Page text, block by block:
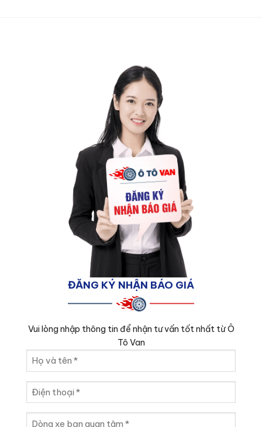
ĐĂNG KÝ NHẬN BÁO GIÁ
Vui lòng nhập thông tin để nhận tư vấn tốt nhất từ Ô
Tô Van
và
tên
(Required)
thoại